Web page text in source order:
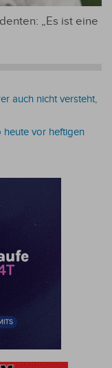
„Es ist eine
auch nicht versteht,
vor heftigen